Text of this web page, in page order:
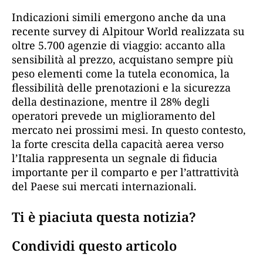
Indicazioni simili emergono anche da una
recente survey di Alpitour World realizzata su
oltre 5.700 agenzie di viaggio: accanto alla
sensibilità al prezzo, acquistano sempre più
peso elementi come la tutela economica, la
flessibilità delle prenotazioni e la sicurezza
della destinazione, mentre il 28% degli
operatori prevede un miglioramento del
mercato nei prossimi mesi. In questo contesto,
la forte crescita della capacità aerea verso
l’Italia rappresenta un segnale di fiducia
importante per il comparto e per l’attrattività
del Paese sui mercati internazionali.
Ti è piaciuta questa notizia?
Condividi questo articolo